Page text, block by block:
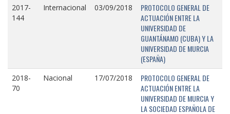
2017-
144
Internacional 03/09/2018
PROTOCOLO GENERAL DE
ACTUACIÓN ENTRE LA
UNIVERSIDAD DE
GUANTÁNAMO (CUBA) Y LA
UNIVERSIDAD DE MURCIA
(ESPAÑA)
2018-
70
Nacional 17/07/2018
PROTOCOLO GENERAL DE
ACTUACIÓN ENTRE LA
UNIVERSIDAD DE MURCIA Y
LA SOCIEDAD ESPAÑOLA DE